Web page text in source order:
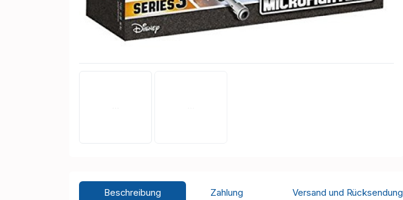
Beschreibung Zahlung Versand und Rücksendung